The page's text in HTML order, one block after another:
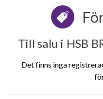
Till salu i HSB
Det finns inga